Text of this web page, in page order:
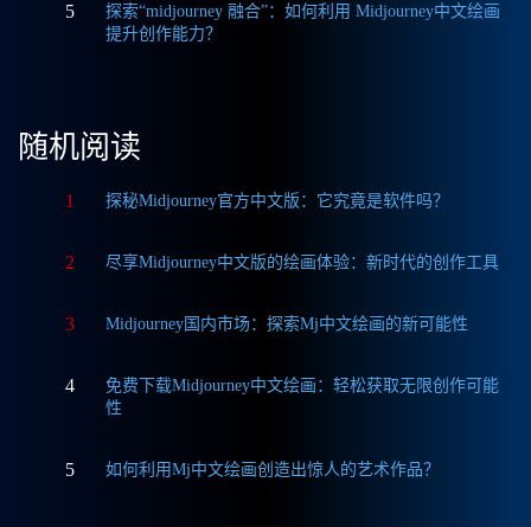
5
探索“midjourney 融合”：如何利用 Midjourney中文绘画
提升创作能力？
随机阅读
1 探秘Midjourney官方中文版：它究竟是软件吗？
2 尽享Midjourney中文版的绘画体验：新时代的创作工具
3 Midjourney国内市场：探索Mj中文绘画的新可能性
4
免费下载Midjourney中文绘画：轻松获取无限创作可能
性
5 如何利用Mj中文绘画创造出惊人的艺术作品？